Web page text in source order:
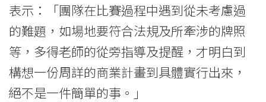
表示：「團隊在比賽過程中遇到從未考慮過
的難題，如場地要符合法規及所牽涉的牌照
等，多得老師的從旁指導及提醒，才明白到
構想一份周詳的商業計畫到具體實行出來，
絕不是一件簡單的事。」